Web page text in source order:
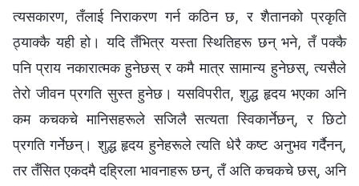
त्यसकारण, तँलाई निराकरण गर्न कठिन छ, र शैतानको प्रकृति
ठ्याक्‍कै यही हो। यदि तँभित्र यस्ता स्थितिहरू छन् भने, तँ पक्कै
पनि प्राय नकारात्मक हुनेछस् र कमै मात्र सामान्य हुनेछस्, त्यसैले
तेरो जीवन प्रगति सुस्त हुनेछ। यसविपरीत, शुद्ध हृदय भएका अनि
कम कचकचे मानिसहरूले सजिलै सत्यता स्विकार्नेछन्, र छिटो
प्रगति गर्नेछन्। शुद्ध हृदय हुनेहरूले त्यति धेरै कष्ट अनुभव गर्दैनन्,
तर तँसित एकदमै दह्रिला भावनाहरू छन्, तँ अति कचकचे छस्, अनि